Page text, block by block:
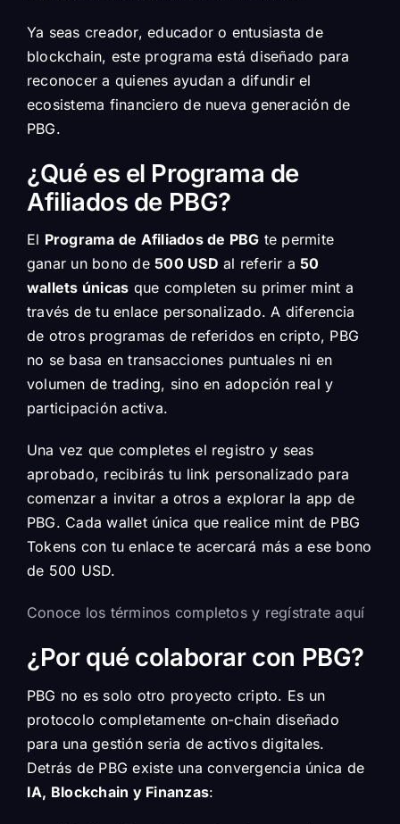
Ya seas creador, educador o entusiasta de
blockchain, este programa está diseñado para
reconocer a quienes ayudan a difundir el
ecosistema financiero de nueva generación de
PBG.
¿Qué es el Programa de
Afiliados de PBG?
El Programa de Afiliados de PBG te permite
ganar un bono de500 USD al referir a50
wallets únicas que completen su primer mint a
través de tu enlace personalizado. A diferencia
de otros programas de referidos en cripto, PBG
no se basa en transacciones puntuales ni en
volumen de trading, sino en adopción real y
participación activa.
Una vez que completes el registro y seas
aprobado, recibirás tu link personalizado para
comenzar a invitar a otros a explorar la app de
PBG. Cada wallet única que realice mint de PBG
Tokens con tu enlace te acercará más a ese bono
de 500 USD.
Conoce los términos completos y regístrate aquí
¿Por qué colaborar con PBG?
PBG no es solo otro proyecto cripto. Es un
protocolo completamente on-chain diseñado
para una gestión seria de activos digitales.
Detrás de PBG existe una convergencia única de
IA, Blockchain y Finanzas: